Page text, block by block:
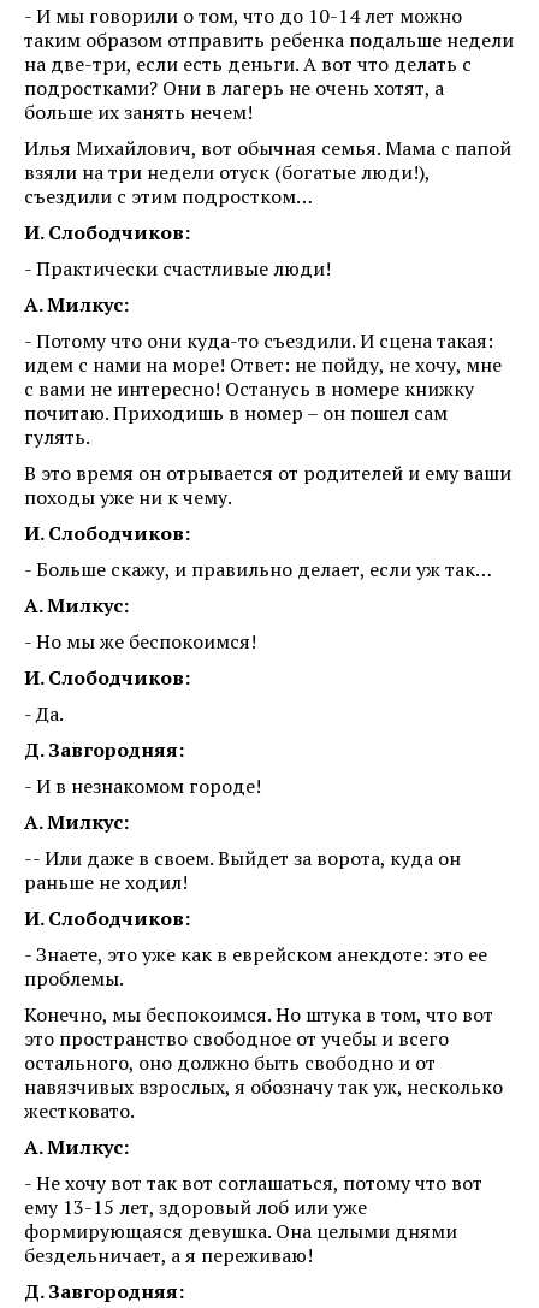
- И мы говорили о том, что до 10-14 лет можно
таким образом отправить ребенка подальше недели
на две-три, если есть деньги. А вот что делать с
подростками? Они в лагерь не очень хотят, а
больше их занять нечем!
Илья Михайлович, вот обычная семья. Мама с папой
взяли на три недели отуск (богатые люди!),
съездили с этим подростком…
И. Слободчиков:
- Практически счастливые люди!
А. Милкус:
- Потому что они куда-то съездили. И сцена такая:
идем с нами на море! Ответ: не пойду, не хочу, мне
с вами не интересно! Останусь в номере книжку
почитаю. Приходишь в номер – он пошел сам
гулять.
В это время он отрывается от родителей и ему ваши
походы уже ни к чему.
И. Слободчиков:
- Больше скажу, и правильно делает, если уж так…
А. Милкус:
- Но мы же беспокоимся!
И. Слободчиков:
- Да.
Д. Завгородняя:
- И в незнакомом городе!
А. Милкус:
-- Или даже в своем. Выйдет за ворота, куда он
раньше не ходил!
И. Слободчиков:
- Знаете, это уже как в еврейском анекдоте: это ее
проблемы.
Конечно, мы беспокоимся. Но штука в том, что вот
это пространство свободное от учебы и всего
остального, оно должно быть свободно и от
навязчивых взрослых, я обозначу так уж, несколько
жестковато.
А. Милкус:
- Не хочу вот так вот соглашаться, потому что вот
ему 13-15 лет, здоровый лоб или уже
формирующаяся девушка. Она целыми днями
бездельничает, а я переживаю!
Д. Завгородняя: